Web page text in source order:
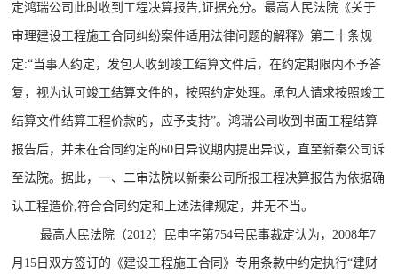
定鸿瑞公司此时收到工程决算报告,证据充分。最高人民法院《关于
审理建设工程施工合同纠纷案件适用法律问题的解释》第二十条规
定:“当事人约定，发包人收到竣工结算文件后，在约定期限内不予答
复，视为认可竣工结算文件的，按照约定处理。承包人请求按照竣工
结算文件结算工程价款的，应予支持”。鸿瑞公司收到书面工程结算
报告后，并未在合同约定的60日异议期内提出异议，直至新秦公司诉
至法院。据此，一、二审法院以新秦公司所报工程决算报告为依据确
认工程造价,符合合同约定和上述法律规定，并无不当。
最高人民法院（2012）民申字第754号民事裁定认为，2008年7
月15日双方签订的《建设工程施工合同》专用条款中约定执行“建财